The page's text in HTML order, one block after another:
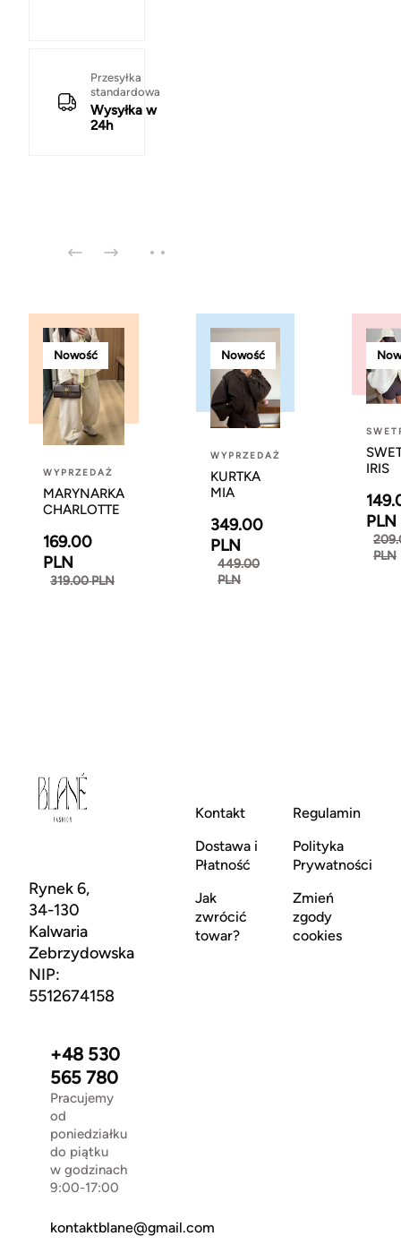
Przesyłka
standardowa
Wysyłka w
24h
Nowość
WYPRZEDAŻ
MARYNARKA
CHARLOTTE
169.00
PLN
319.00 PLN
Nowość
WYPRZEDAŻ
KURTKA
MIA
349.00
PLN
449.00
PLN
IRIS
PLN
PLN
Rynek 6,
34-130
Kalwaria
Zebrzydowska
NIP:
5512674158
+48 530
565 780
Pracujemy
od
poniedziałku
do piątku
w godzinach
9:00-17:00
kontaktblane@gmail.com
Kontakt
Dostawa i
Płatność
Jak
zwrócić
towar?
Regulamin
Polityka
Prywatności
Zmień
zgody
cookies